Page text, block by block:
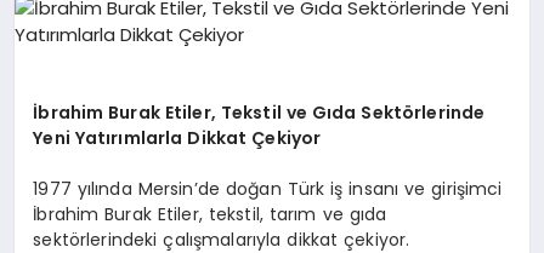
İbrahim Burak Etiler, Tekstil ve Gıda Sektörlerinde
Yeni Yatırımlarla Dikkat Çekiyor
1977 yılında Mersin’de doğan Türk iş insanı ve girişimci
İbrahim Burak Etiler, tekstil, tarım ve gıda
sektörlerindeki çalışmalarıyla dikkat çekiyor.